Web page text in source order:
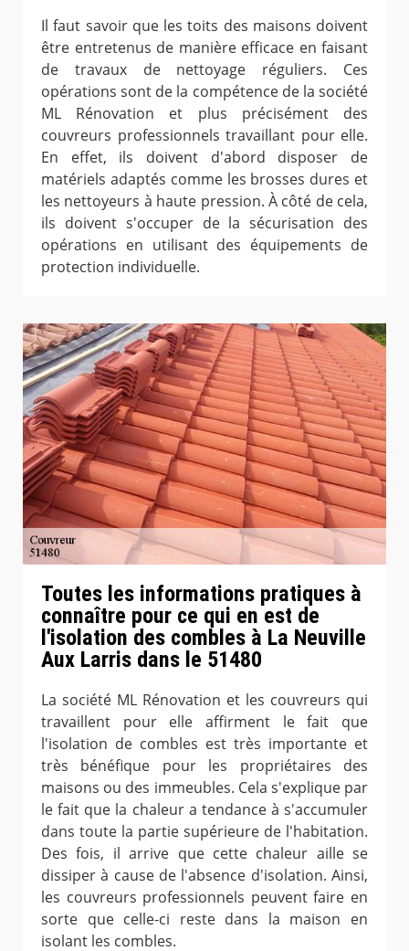
Il faut savoir que les toits des maisons doivent
être entretenus de manière efficace en faisant
de travaux de nettoyage réguliers. Ces
opérations sont de la compétence de la société
ML Rénovation et plus précisément des
couvreurs professionnels travaillant pour elle.
En effet, ils doivent d'abord disposer de
matériels adaptés comme les brosses dures et
les nettoyeurs à haute pression. À côté de cela,
ils doivent s'occuper de la sécurisation des
opérations en utilisant des équipements de
protection individuelle.
Toutes les informations pratiques à
connaître pour ce qui en est de
l'isolation des combles à La Neuville
Aux Larris dans le 51480
La société ML Rénovation et les couvreurs qui
travaillent pour elle affirment le fait que
l'isolation de combles est très importante et
très bénéfique pour les propriétaires des
maisons ou des immeubles. Cela s'explique par
le fait que la chaleur a tendance à s'accumuler
dans toute la partie supérieure de l'habitation.
Des fois, il arrive que cette chaleur aille se
dissiper à cause de l'absence d'isolation. Ainsi,
les couvreurs professionnels peuvent faire en
sorte que celle-ci reste dans la maison en
isolant les combles.